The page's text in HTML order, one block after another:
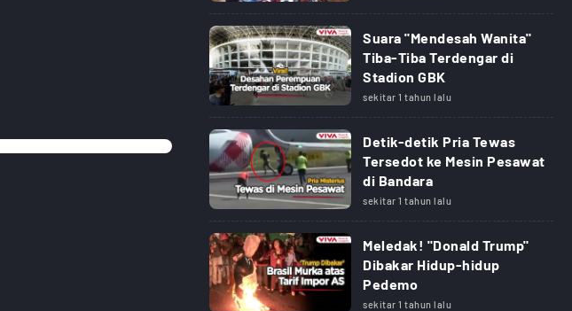
Suara "Mendesah Wanita"
Tiba-Tiba Terdengar di
Stadion GBK
sekitar 1 tahun lalu
Detik-detik Pria Tewas
Tersedot ke Mesin Pesawat
di Bandara
sekitar 1 tahun lalu
Meledak! "Donald Trump"
Dibakar Hidup-hidup
Pedemo
sekitar 1 tahun lalu